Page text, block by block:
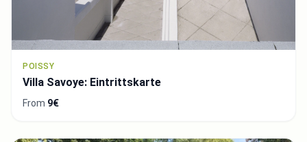
POISSY
Villa Savoye: Eintrittskarte
From 9€